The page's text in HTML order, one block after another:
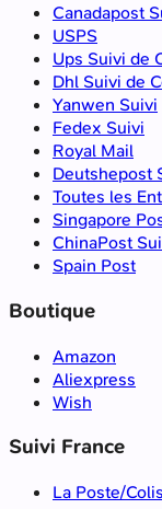
Canadapost
USPS
Ups Suivi de
Dhl Suivi de
Yanwen Suivi
Fedex Suivi
Royal Mail
Deutshepost
Toutes les
Singapore
ChinaPost
Spain Post
Boutique
Amazon
Aliexpress
Wish
Suivi France
La Poste/